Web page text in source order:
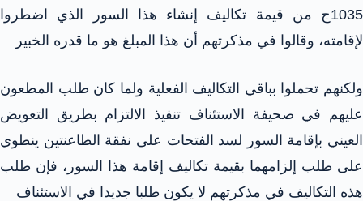
1035ج من قيمة تكاليف إنشاء هذا السور الذي اضطروا
لإقامته، وقالوا في مذكرتهم أن هذا المبلغ هو ما قدره الخبير
ولكنهم تحملوا بباقي التكاليف الفعلية ولما كان طلب المطعون
عليهم في صحيفة الاستئناف تنفيذ الالتزام بطريق التعويض
العيني بإقامة السور لسد الفتحات على نفقة الطاعنتين ينطوي
على طلب إلزامهما بقيمة تكاليف إقامة هذا السور، فإن طلب
هذه التكاليف في مذكرتهم لا يكون طلبا جديدا في الاستئناف